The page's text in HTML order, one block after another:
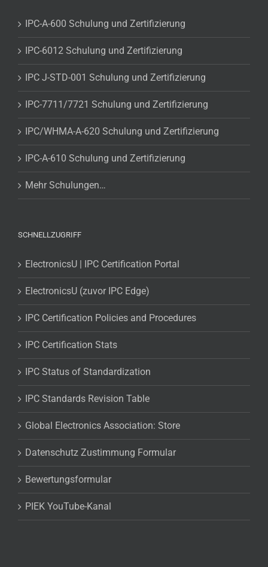
IPC-A-600 Schulung und Zertifizierung
IPC-6012 Schulung und Zertifizierung
IPC J-STD-001 Schulung und Zertifizierung
IPC-7711/7721 Schulung und Zertifizierung
IPC/WHMA-A-620 Schulung und Zertifizierung
IPC-A-610 Schulung und Zertifizierung
Mehr Schulungen…
SCHNELLZUGRIFF
ElectronicsU | IPC Certification Portal
ElectronicsU (zuvor IPC Edge)
IPC Certification Policies and Procedures
IPC Certification Stats
IPC Status of Standardization
IPC Standards Revision Table
Global Electronics Association: Store
Datenschutz Zustimmung Formular
Bewertungsformular
PIEK YouTube-Kanal